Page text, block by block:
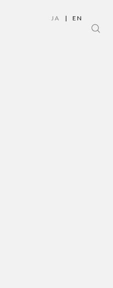
JA | EN